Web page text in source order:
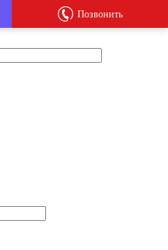
Позвонить